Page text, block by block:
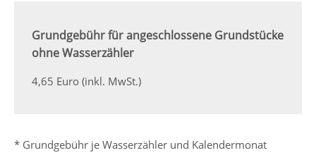
Grundgebühr für angeschlossene Grundstücke
ohne Wasserzähler
4,65 Euro (inkl. MwSt.)
* Grundgebühr je Wasserzähler und Kalendermonat